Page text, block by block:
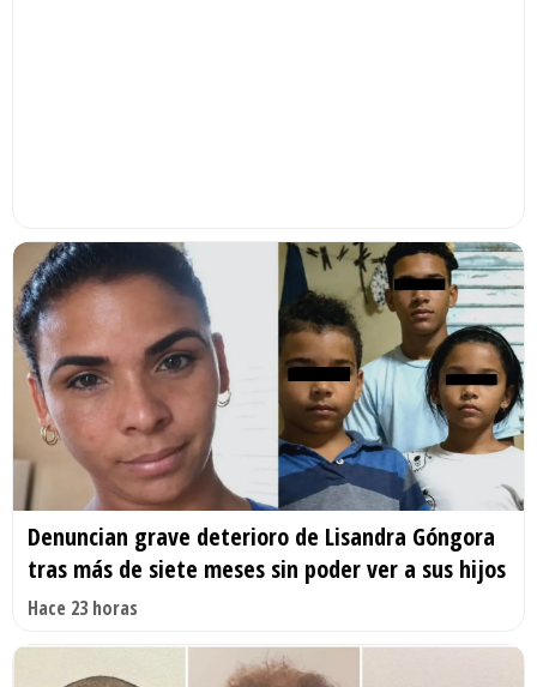
Denuncian grave deterioro de Lisandra Góngora
tras más de siete meses sin poder ver a sus hijos
Hace 23 horas